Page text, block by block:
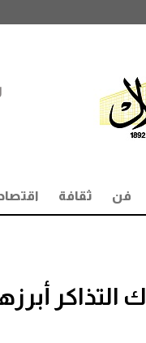
فن ثقافة
شباك التذاكر